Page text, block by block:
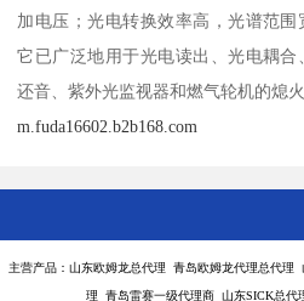
加电压；光电转换效率高，光谱范围
它已广泛地用于光电读出、光电耦
还音、紫外光监视器和燃气轮机的熄火
m.fuda16602.b2b168.com
主营产品：山东欧姆龙总代理 青岛欧姆龙代理总代
理 青岛雷赛一级代理商 山东SICK总